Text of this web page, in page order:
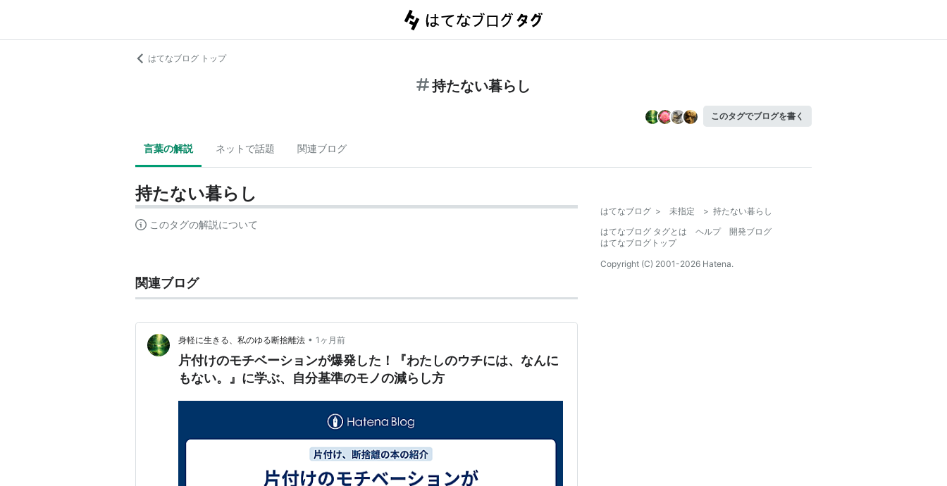
はてなブログ トップ
持たない暮らし
このタグでブログを書く
言葉の解説 ネットで話題 関連ブログ
持たない暮らし
このタグの解説について
関連ブログ
身軽に生きる、私のゆる断捨離法 • 1ヶ月前
片付けのモチベーションが爆発した！『わたしのウチには、なんに
もない。』に学ぶ、自分基準のモノの減らし方
はてなブログ > 未指定 > 持たない暮らし
はてなブログ タグとは
ヘルプ
開発ブログ
はてなブログトップ
Copyright (C) 2001-2026 Hatena.